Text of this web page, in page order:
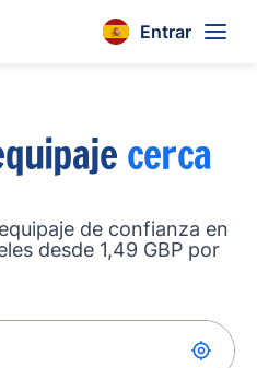
Entrar
cerca
de confianza en
desde 1,49 GBP por